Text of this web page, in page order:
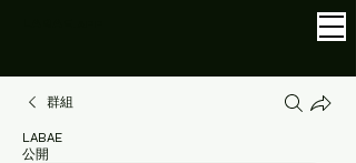
群組
LABAE
公開